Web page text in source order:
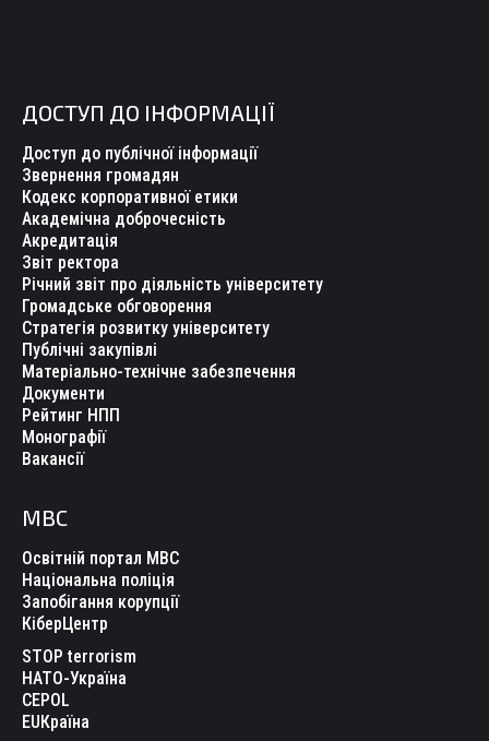
ДОСТУП ДО ІНФОРМАЦІЇ
Доступ до публічної інформації
Звернення громадян
Кодекс корпоративної етики
Академічна доброчесність
Акредитація
Звіт ректора
Річний звіт про діяльність університету
Громадське обговорення
Стратегія розвитку університету
Публічні закупівлі
Матеріально-технічне забезпечення
Документи
Рейтинг НПП
Монографії
Вакансії
МВС
Освітній портал МВС
Національна поліція
Запобігання корупції
КіберЦентр
STOP terrorism
НАТО-Україна
CEPOL
EUКраїна